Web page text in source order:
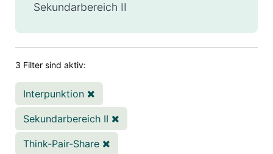
Sekundarbereich II
3 Filter sind aktiv:
Interpunktion
Sekundarbereich II
Think-Pair-Share